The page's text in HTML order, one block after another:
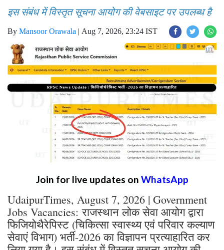
इस संबंध में विस्तृत सूचना आयोग की वेबसाइट पर उपलब्ध है
By Mansoor Orawala | Aug 7, 2026, 23:24 IST
Join for live updates on WhatsApp
UdaipurTimes, August 7, 2026 | Government
Jobs Vacancies: राजस्थान लोक सेवा आयोग द्वारा
फिजियोथैरेपिस्ट (चिकित्सा स्वास्थ्य एवं परिवार कल्याण
सेवाएं विभाग) भर्ती-2026 का विज्ञापन प्रत्याहारित कर